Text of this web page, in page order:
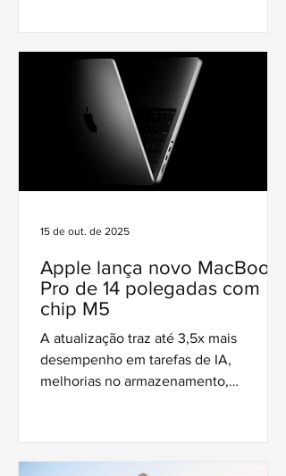
Apple lança novo MacBook
Pro de 14 polegadas com
chip M5
A atualização traz até 3,5x mais
desempenho em tarefas de IA,
melhorias no armazenamento,
15 de out. de 2025